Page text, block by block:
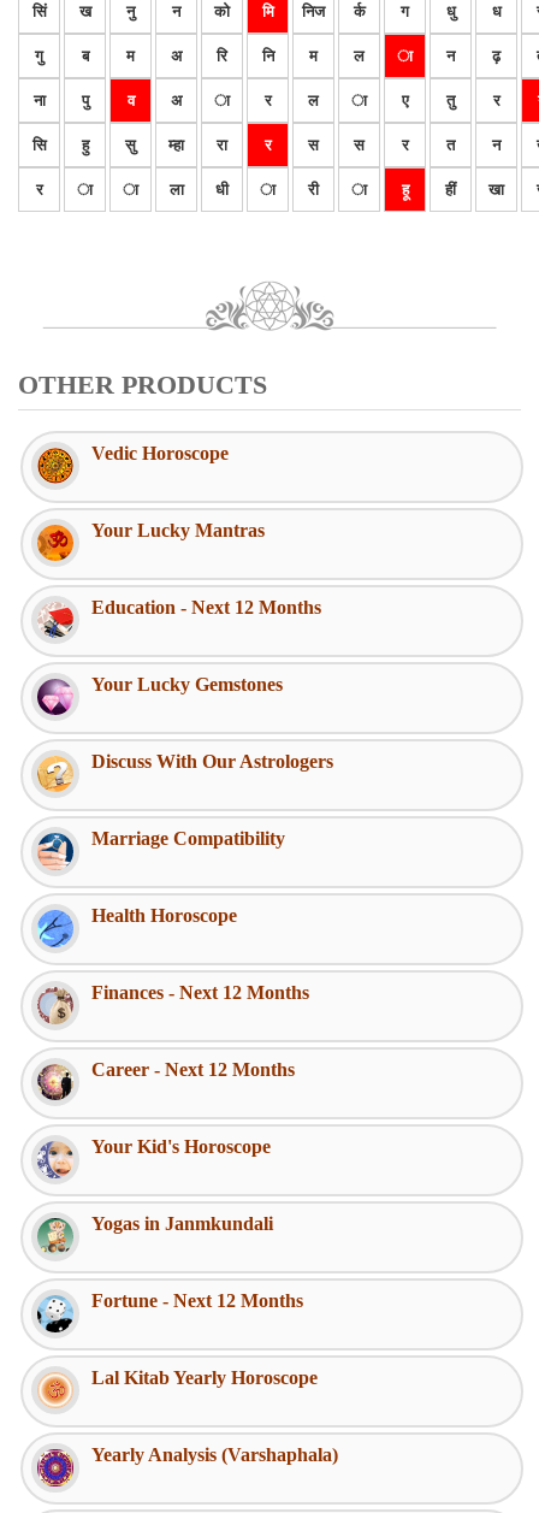
सिं ख नु न को मि निज र्क ग धु ध
गु ब म अ रि नि म ल ा न ढ़
ना पु व अ ा र ल ा ए तु र
सि हु सु म्हा रा र स स र त न
र ा ा ला धी ा री ा हू हीं खा
OTHER PRODUCTS
Vedic Horoscope
Your Lucky Mantras
Education - Next 12 Months
Your Lucky Gemstones
Discuss With Our Astrologers
Marriage Compatibility
Health Horoscope
Finances - Next 12 Months
Career - Next 12 Months
Your Kid's Horoscope
Yogas in Janmkundali
Fortune - Next 12 Months
Lal Kitab Yearly Horoscope
Yearly Analysis (Varshaphala)